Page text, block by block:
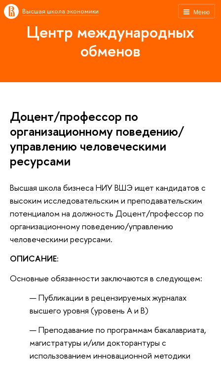
Меню
Высшая школа экономики
Центр международных
обменов
Доцент/профессор по
организационному поведению/
управлению человеческими
ресурсами
Высшая школа бизнеса НИУ ВШЭ ищет кандидатов с
высоким исследовательским и преподавательским
потенциалом на должность Доцент/профессор по
организационному поведению/управлению
человеческими ресурсами.
ОПИСАНИЕ:
Основные обязанности заключаются в следующем:
Публикации в рецензируемых журналах
высшего уровня (уровень А и В)
Преподавание по программам бакалавриата,
магистратуры и/или докторантуры с
использованием инновационной методики